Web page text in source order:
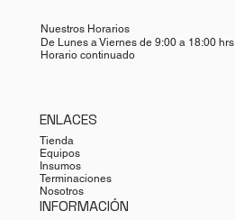
Nuestros Horarios
De Lunes a Viernes de 9:00 a 18:00 hrs
Horario continuado
ENLACES
Tienda
Equipos
Insumos
Terminaciones
Nosotros
INFORMACIÓN